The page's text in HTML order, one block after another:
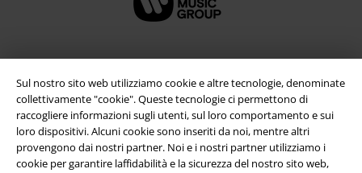
Sul nostro sito web utilizziamo cookie e altre tecnologie, denominate
collettivamente "cookie". Queste tecnologie ci permettono di
raccogliere informazioni sugli utenti, sul loro comportamento e sui
loro dispositivi. Alcuni cookie sono inseriti da noi, mentre altri
provengono dai nostri partner. Noi e i nostri partner utilizziamo i
cookie per garantire laffidabilità e la sicurezza del nostro sito web,